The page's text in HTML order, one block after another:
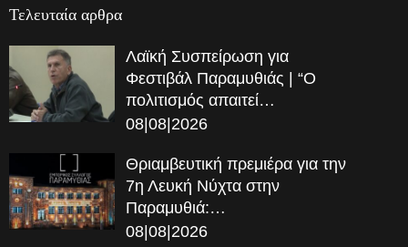
Τελευταία αρθρα
Λαϊκή Συσπείρωση για
Φεστιβάλ Παραμυθιάς | “Ο
πολιτισμός απαιτεί…
08|08|2026
Θριαμβευτική πρεμιέρα για την
7η Λευκή Νύχτα στην
Παραμυθιά:…
08|08|2026